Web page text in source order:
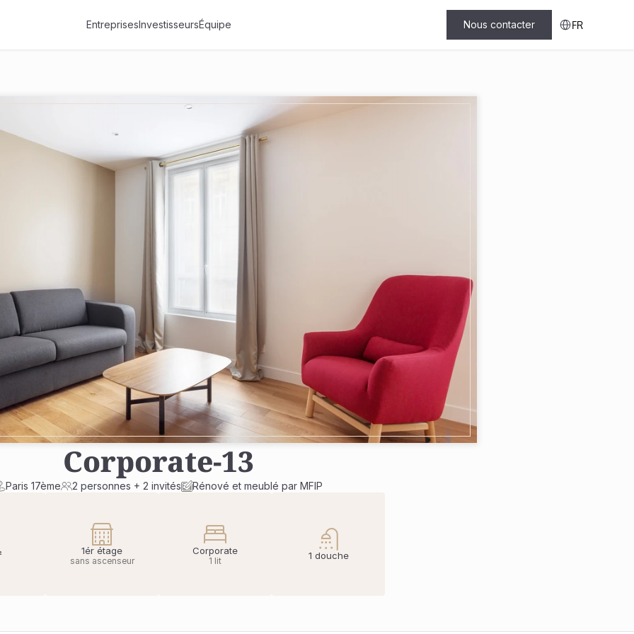
EntreprisesInvestisseursÉquipe Nous contacter FR
Corporate-13
Paris 17ème 2 personnes + 2 invités Rénové et meublé par MFIP
1ér étage
sans ascenseur
Corporate
1 lit 1 douche